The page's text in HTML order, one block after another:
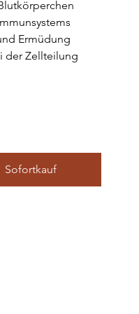
Ermüdung
der Zellteilung
Sofortkauf